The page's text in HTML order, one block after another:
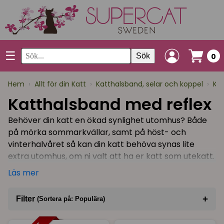
☰ Sök 0
Hem › Allt för din Katt › Katthalsband, selar och koppel ›
Katthalsband med reflex
Behöver din katt en ökad synlighet utomhus? Både
på mörka sommarkvällar, samt på höst- och
vinterhalvåret så kan din katt behöva synas lite
extra utomhus, om ni valt att ha er katt som utekatt.
Ett katthalsband med reflex kan bidra till att din katt
Läs mer
Filter (Sortera på: Populära) +
Sortera på